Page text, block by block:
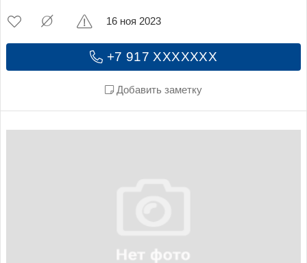
+7 917 XXXXXXX
Добавить заметку
16 ноя 2023